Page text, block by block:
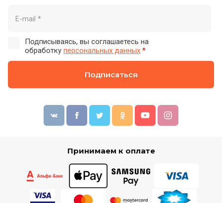
Подписываясь, вы соглашаетесь на
обработку персональных данных *
Подписаться
Принимаем к оплате